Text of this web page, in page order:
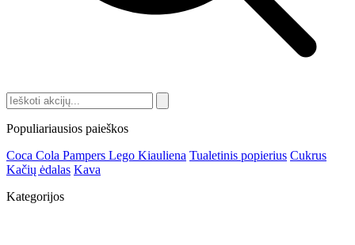
Populiariausios paieškos
Coca Cola Pampers Lego Kiauliena Tualetinis popierius Cukrus
Kačių ėdalas Kava
Kategorijos